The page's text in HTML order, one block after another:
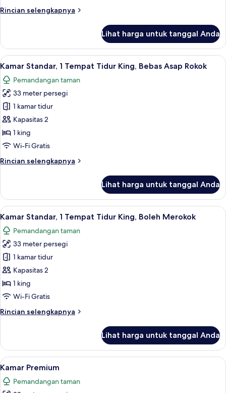
Twin,
Rincian selengkapnya
Rincian
Kamar
Standar,
2
Tidur
Twin,
pemandangan
kebun
Lihat harga untuk tanggal Anda
Lihat
semua
foto
untuk
Kamar
Standar,
1
Tempat
King,
Rokok
Minibar gratis, brankas, meja kerja,
9
Kamar Standar, 1 Tempat Tidur King, Bebas Asap Rokok
Pemandangan taman
33 meter persegi
1 kamar tidur
Kapasitas 2
1 king
Wi-Fi Gratis
Rincian selengkapnya
Rincian
Kamar
Standar,
1
Tidur
King,
Bebas
Asap
Rokok
Lihat harga untuk tanggal Anda
Lihat
semua
foto
untuk
Kamar
Standar,
1
Tempat
King,
Minibar gratis, brankas, meja kerja,
9
Kamar Standar, 1 Tempat Tidur King, Boleh Merokok
Pemandangan taman
33 meter persegi
1 kamar tidur
Kapasitas 2
1 king
Wi-Fi Gratis
Rincian selengkapnya
Rincian
Kamar
Standar,
1
Tidur
Lihat harga untuk tanggal Anda
Lihat
semua
foto
Minibar gratis, brankas, meja kerja,
7
Kamar Premium
Pemandangan taman